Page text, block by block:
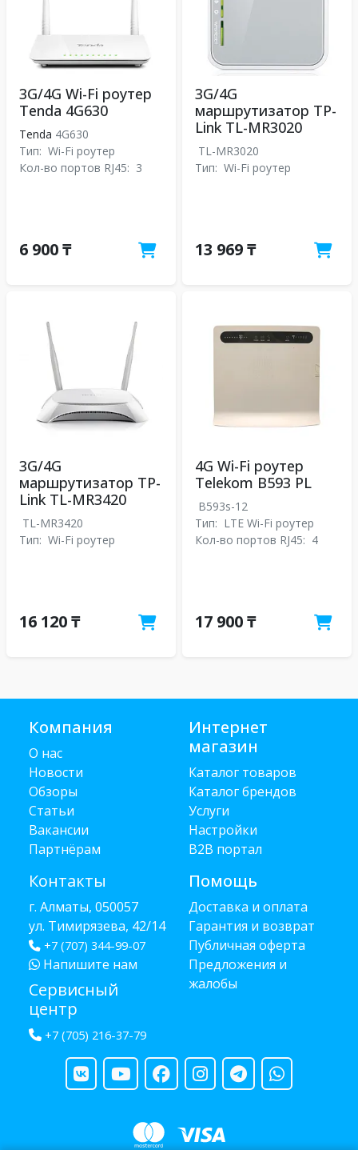
3G/4G Wi-Fi роутер
Tenda 4G630
Tenda 4G630
Тип: Wi-Fi роутер
Кол-во портов RJ45: 3
6 900 ₸
3G/4G
маршрутизатор TP-
Link TL-MR3020
TL-MR3020
Тип: Wi-Fi роутер
13 969 ₸
3G/4G
маршрутизатор TP-
Link TL-MR3420
TL-MR3420
Тип: Wi-Fi роутер
16 120 ₸
4G Wi-Fi роутер
Telekom B593 PL
B593s-12
Тип: LTE Wi-Fi роутер
Кол-во портов RJ45: 4
17 900 ₸
Компания
О нас
Новости
Обзоры
Статьи
Вакансии
Партнёрам
Контакты
г. Алматы, 050057
ул. Тимирязева, 42/14
+7 (707) 344-99-07
Напишите нам
Сервисный
центр
+7 (705) 216-37-79
Интернет
магазин
Каталог товаров
Каталог брендов
Услуги
Настройки
B2B портал
Помощь
Доставка и оплата
Гарантия и возврат
Публичная оферта
Предложения и
жалобы